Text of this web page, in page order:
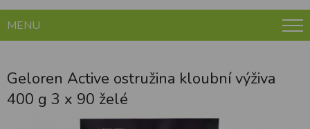
MENU
Geloren Active ostružina kloubní výživa
400 g 3 x 90 želé